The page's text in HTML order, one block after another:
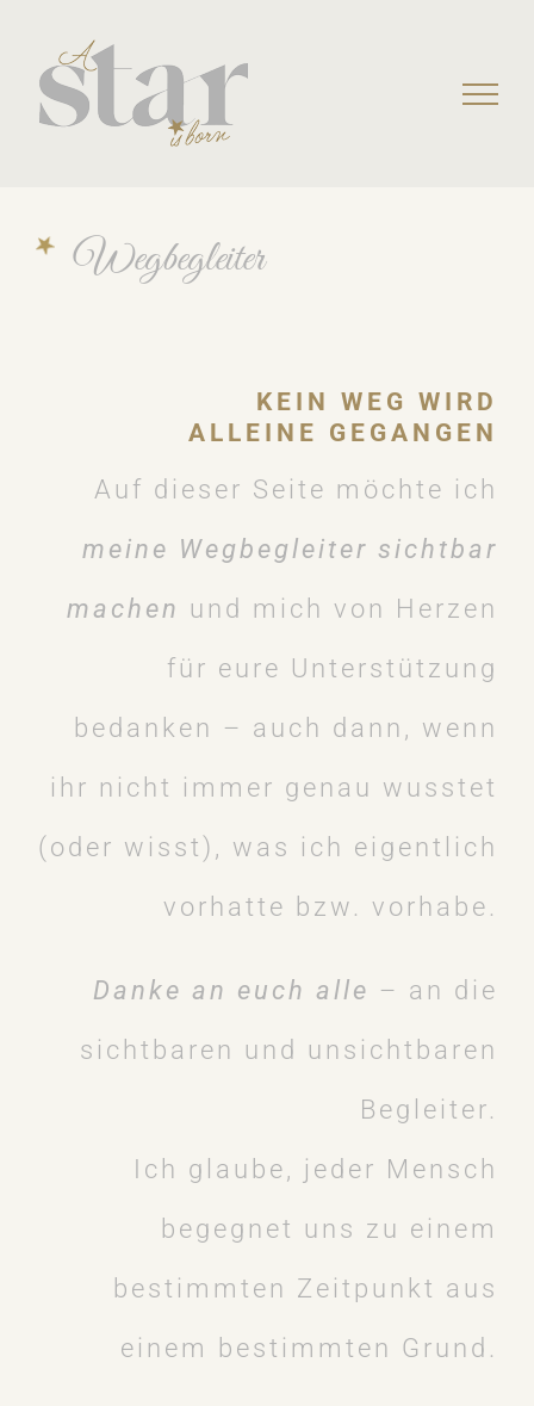
Wegbegleiter
KEIN WEG WIRD
ALLEINE GEGANGEN
Auf dieser Seite möchte ich
meine Wegbegleiter sichtbar
machen und mich von Herzen
für eure Unterstützung
bedanken – auch dann, wenn
ihr nicht immer genau wusstet
(oder wisst), was ich eigentlich
vorhatte bzw. vorhabe.
Danke an euch alle – an die
sichtbaren und unsichtbaren
Begleiter.
Ich glaube, jeder Mensch
begegnet uns zu einem
bestimmten Zeitpunkt aus
einem bestimmten Grund.